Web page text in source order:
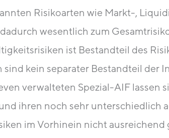
Risikoarten wie Markt-,
wesentlich zum
ist Bestandteil des
kein separater Bestandteil der
verwalteten Spezial-AIF lassen
ihren noch sehr unterschiedlich
im Vorhinein nicht ausreichend